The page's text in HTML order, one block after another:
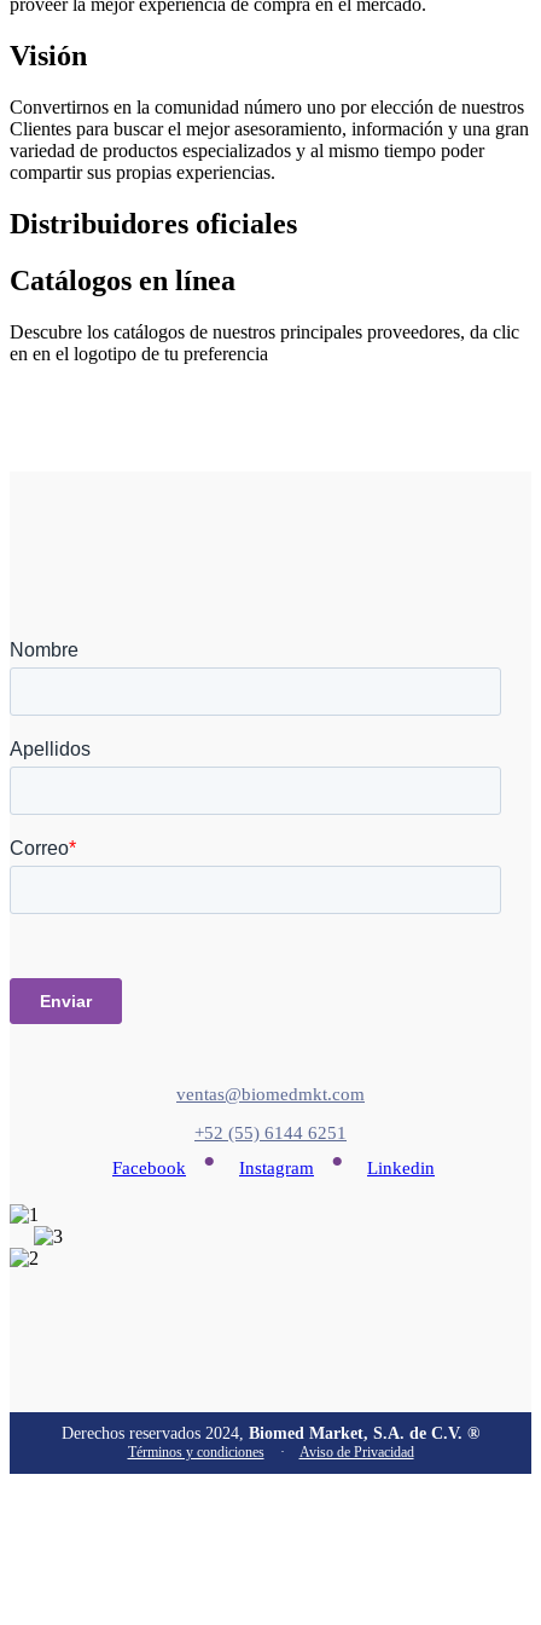
proveer la mejor experiencia de compra en el mercado.
Visión
Convertirnos en la comunidad número uno por elección de nuestros
Clientes para buscar el mejor asesoramiento, información y una gran
variedad de productos especializados y al mismo tiempo poder
compartir sus propias experiencias.
Distribuidores oficiales
Catálogos en línea
Descubre los catálogos de nuestros principales proveedores, da clic
en en el logotipo de tu preferencia
ventas@biomedmkt.com
+52 (55) 6144 6251
Facebook
• Instagram • Linkedin
Derechos reservados 2024, Biomed Market, S.A. de C.V. ®
Términos y condiciones · Aviso de Privacidad